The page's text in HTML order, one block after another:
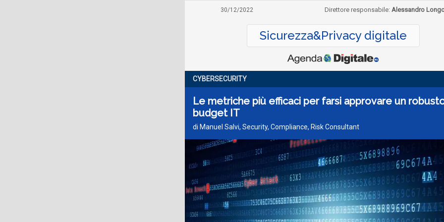
30/12/2022 Direttore responsabile: Alessandro
Sicurezza&Privacy digitale
CYBERSECURITY
Le metriche più efficaci per farsi approvare un
budget IT
di Manuel Salvi, Security, Compliance, Risk Consultant